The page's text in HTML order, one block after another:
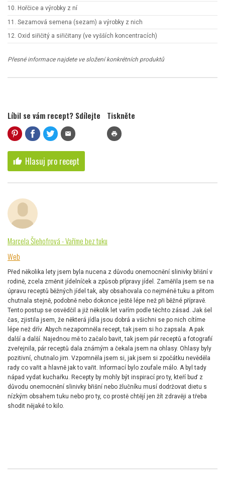
10. Hořčice a výrobky z ní
11. Sezamová semena (sezam) a výrobky z nich
12. Oxid siřičitý a siřičitany (ve vyšších koncentracích)
Přesné informace najdete ve složení konkrétních produktů
Líbil se vám recept? Sdílejte
mail
Tiskněte
print
thumb_up Hlasuj pro recept
Marcela Šlehofrová - Vaříme bez tuku
Web
Před několika lety jsem byla nucena z důvodu onemocnění slinivky břišní v
rodině, zcela změnit jídelníček a způsob přípravy jídel. Zaměřila jsem se na
úpravu receptů běžných jídel tak, aby obsahovala co nejméně tuku a přitom
chutnala stejně, podobně nebo dokonce ještě lépe než při běžné přípravě.
Tento postup se osvědčil a již několik let vařím podle těchto zásad. Jak šel
čas, zjistila jsem, že některá jídla jsou dobrá a všichni se po nich cítíme
lépe než dřív. Abych nezapomněla recept, tak jsem si ho zapsala. A pak
další a další. Najednou mě to začalo bavit, tak jsem pár receptů a fotografií
zveřejnila, pár receptů dala známým a čekala jsem na ohlasy. Ohlasy byly
pozitivní, chutnalo jim. Vzpomněla jsem si, jak jsem si zpočátku nevěděla
rady co vařit a hlavně jak to vařit. Informací bylo zoufale málo. A byl tady
nápad vydat kuchařku. Recepty by mohly být inspirací pro ty, kteří buď z
důvodu onemocnění slinivky břišní nebo žlučníku musí dodržovat dietu s
nízkým obsahem tuku nebo pro ty, co prostě chtějí jen žít zdravěji a třeba
shodit nějaké to kilo.